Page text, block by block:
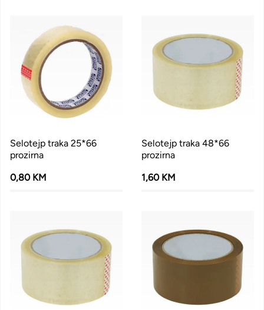
Selotejp traka 25*66
prozirna
0,80 KM
Selotejp traka 48*66
prozirna
1,60 KM